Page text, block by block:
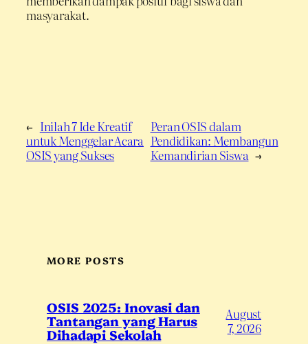
masyarakat.
← Inilah 7 Ide Kreatif
untuk Menggelar Acara
OSIS yang Sukses
Peran OSIS dalam
Pendidikan: Membangun
Kemandirian Siswa →
MORE POSTS
OSIS 2025: Inovasi dan
Tantangan yang Harus
Dihadapi Sekolah
August
7, 2026